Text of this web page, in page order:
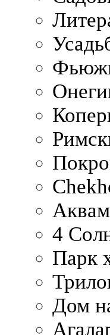
4
Парк
Дом